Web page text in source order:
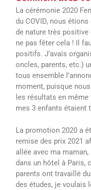
La cérémonie 2020
du COVID, nous
de nature très positive
ne pas fêter cela ! Il
positifs. J’avais
oncles, parents, etc.)
tous ensemble
moment, puisque
les résultats en
mes 3 enfants étaient
La promotion 2020 a
remise des prix 2021
allée avec ma
dans un hôtel à Paris,
parents ont travaillé
des études, je voulais